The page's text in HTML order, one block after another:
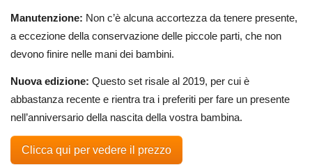
Manutenzione: Non c’è alcuna accortezza da tenere presente,
a eccezione della conservazione delle piccole parti, che non
devono finire nelle mani dei bambini.
Nuova edizione: Questo set risale al 2019, per cui è
abbastanza recente e rientra tra i preferiti per fare un presente
nell’anniversario della nascita della vostra bambina.
Clicca qui per vedere il prezzo